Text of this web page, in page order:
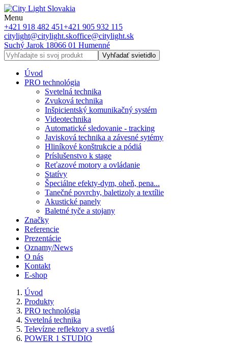
Menu
+421 918 482 451+421 905 932 115
citylight@citylight.skoffice@citylight.sk
Suchý Jarok 18066 01 Humenné
Vyhľadať svietidlo
Úvod
PRO technológia
Svetelná technika
Zvuková technika
Inšpicientský komunikačný systém
Videotechnika
Automatické sledovanie - tracking
Javisková technika a závesné sytémy
Hliníkové konštrukcie a pódiá
Príslušenstvo k stage
Reťazové motory a ovládanie
Statívy
Špeciálne efekty-dym, oheň, pena...
Tanečné povrchy, baletizoly a textílie
Akustické panely
Baletné tyče a stojany
Značky
Referencie
Prezentácie
Oznamy/News
O nás
Kontakt
E-shop
Úvod
Produkty
PRO technológia
Svetelná technika
Televízne reflektory a svetlá
POWER 1 STUDIO